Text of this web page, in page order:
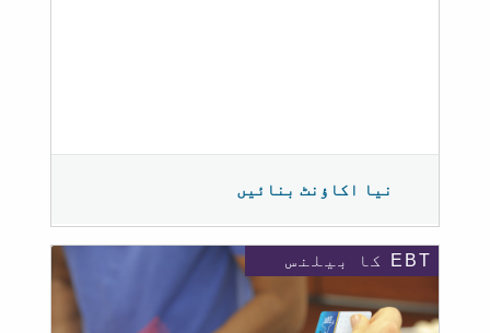
نیا اکاؤنٹ بنائیں
EBT کا بیلنس